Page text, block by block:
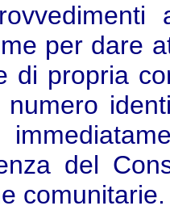
per dare
di propria
del
comunitarie.